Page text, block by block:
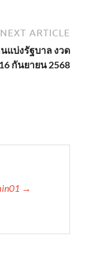
NEXT ARTICLE
แบ่งรัฐบาล งวด
กันยายน 2568
→